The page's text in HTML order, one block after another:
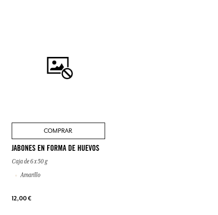
COMPRAR
JABONES EN FORMA DE HUEVOS
Caja de 6 x 50 g
Amarillo
12,00 €